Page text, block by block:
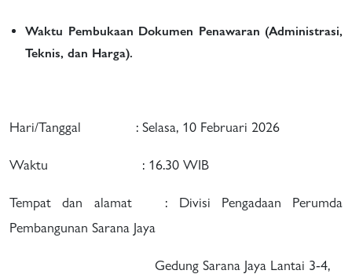
Waktu Pembukaan Dokumen Penawaran (Administrasi,
Teknis, dan Harga).
Hari/Tanggal : Selasa, 10 Februari 2026
Waktu : 16.30 WIB
Tempat dan alamat : Divisi Pengadaan Perumda
Pembangunan Sarana Jaya
Gedung Sarana Jaya Lantai 3-4,